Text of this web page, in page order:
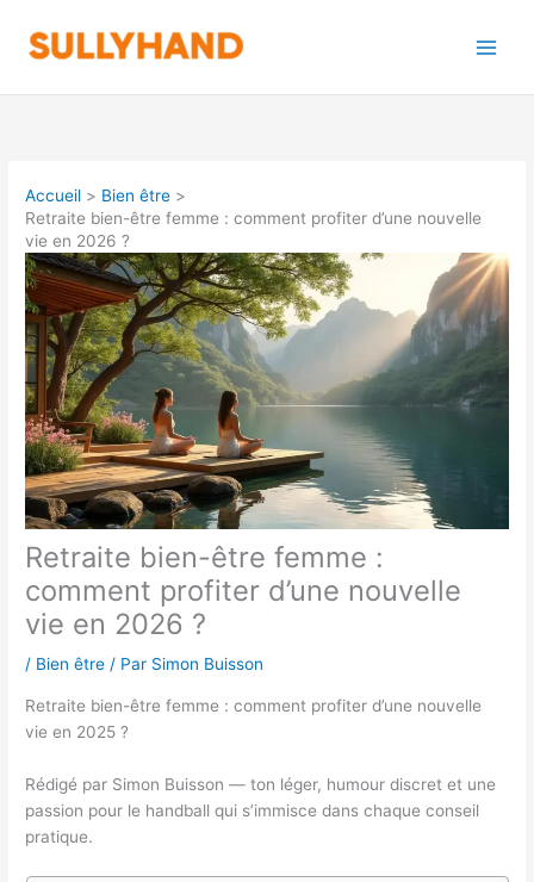
contenu
Accueil
Bien être
Retraite bien-être femme : comment profiter d’une nouvelle
vie en 2026 ?
Retraite bien-être femme :
comment profiter d’une nouvelle
vie en 2026 ?
/ Bien être / Par Simon Buisson
Retraite bien-être femme : comment profiter d’une nouvelle
vie en 2025 ?
Rédigé par Simon Buisson — ton léger, humour discret et une
passion pour le handball qui s’immisce dans chaque conseil
pratique.